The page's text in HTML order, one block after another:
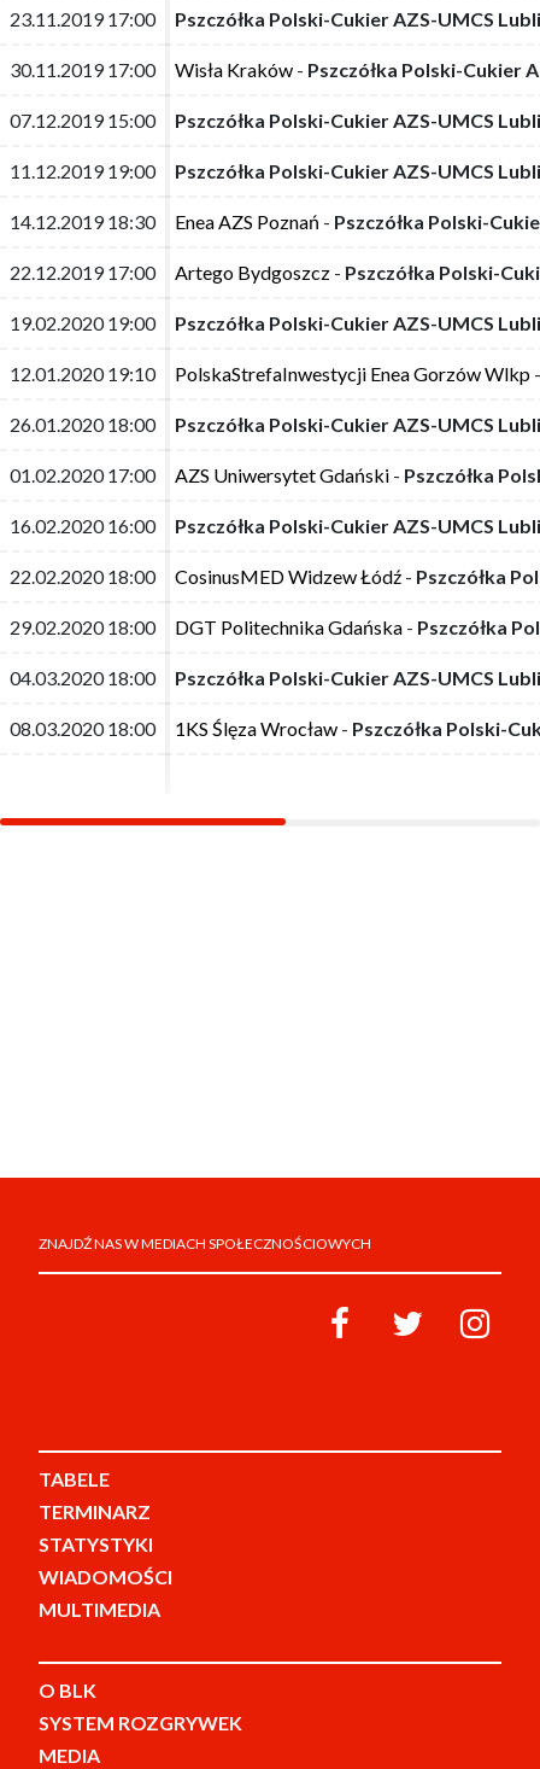
23.11.2019 17:00 Pszczółka Polski-Cukier AZS-UMCS
30.11.2019 17:00 Wisła Kraków - Pszczółka Polski-Cukier
07.12.2019 15:00 Pszczółka Polski-Cukier AZS-UMCS
11.12.2019 19:00 Pszczółka Polski-Cukier AZS-UMCS
14.12.2019 18:30 Enea AZS Poznań - Pszczółka Polski-
22.12.2019 17:00 Artego Bydgoszcz - Pszczółka Polski-
19.02.2020 19:00 Pszczółka Polski-Cukier AZS-UMCS
12.01.2020 19:10 PolskaStrefaInwestycji Enea Gorzów Wlkp
26.01.2020 18:00 Pszczółka Polski-Cukier AZS-UMCS
01.02.2020 17:00 AZS Uniwersytet Gdański - Pszczółka
16.02.2020 16:00 Pszczółka Polski-Cukier AZS-UMCS
22.02.2020 18:00 CosinusMED Widzew Łódź - Pszczółka
29.02.2020 18:00 DGT Politechnika Gdańska - Pszczółka
04.03.2020 18:00 Pszczółka Polski-Cukier AZS-UMCS
08.03.2020 18:00 1KS Ślęza Wrocław - Pszczółka Polski-
23.11.2019 17:00 Pszczółka Polski-Cukier AZS-UMCS
30.11.2019 17:00 Wisła Kraków - Pszczółka Polski-Cukier
07.12.2019 15:00 Pszczółka Polski-Cukier AZS-UMCS
11.12.2019 19:00 Pszczółka Polski-Cukier AZS-UMCS
14.12.2019 18:30 Enea AZS Poznań - Pszczółka Polski-
22.12.2019 17:00 Artego Bydgoszcz - Pszczółka Polski-
19.02.2020 19:00 Pszczółka Polski-Cukier AZS-UMCS
12.01.2020 19:10 PolskaStrefaInwestycji Enea Gorzów Wlkp
26.01.2020 18:00 Pszczółka Polski-Cukier AZS-UMCS
01.02.2020 17:00 AZS Uniwersytet Gdański - Pszczółka
16.02.2020 16:00 Pszczółka Polski-Cukier AZS-UMCS
22.02.2020 18:00 CosinusMED Widzew Łódź - Pszczółka
29.02.2020 18:00 DGT Politechnika Gdańska - Pszczółka
04.03.2020 18:00 Pszczółka Polski-Cukier AZS-UMCS
08.03.2020 18:00 1KS Ślęza Wrocław - Pszczółka Polski-
ZNAJDŹ NAS W MEDIACH SPOŁECZNOŚCIOWYCH
TABELE
TERMINARZ
STATYSTYKI
WIADOMOŚCI
MULTIMEDIA
O BLK
SYSTEM ROZGRYWEK
MEDIA